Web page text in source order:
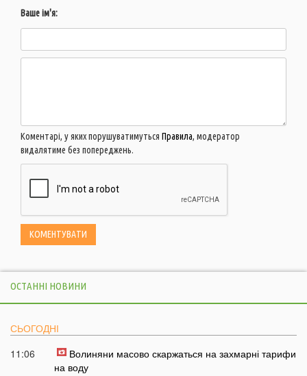
Ваше ім'я:
Коментарі, у яких порушуватимуться Правила, модератор
видалятиме без попереджень.
ОСТАННІ НОВИНИ
СЬОГОДНІ
11:06
Волиняни масово скаржаться на захмарні тарифи
на воду